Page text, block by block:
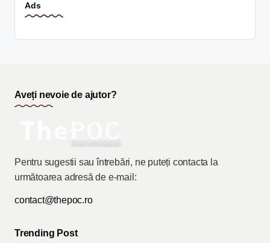
Ads
Aveți nevoie de ajutor?
Pentru sugestii sau întrebări, ne puteți contacta la
următoarea adresă de e-mail:
contact@thepoc.ro
Trending Post